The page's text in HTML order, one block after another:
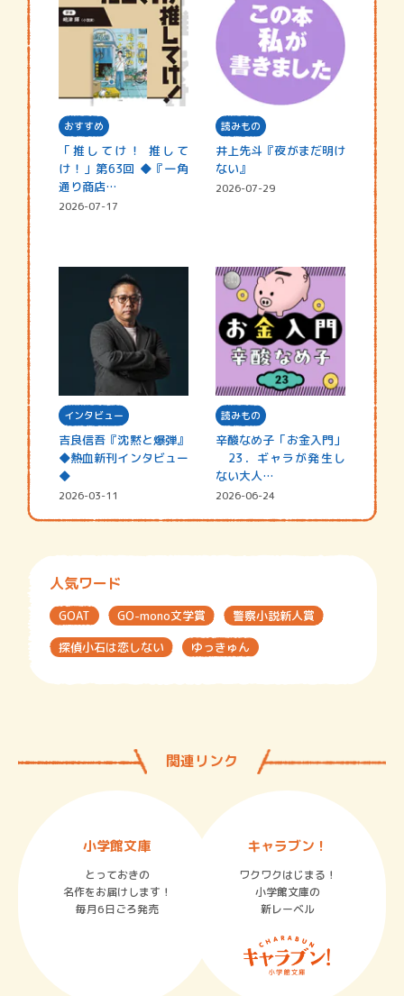
おすすめ
「推してけ！ 推して
け！」第63回 ◆『一角
通り商店…
2026-07-17
読みもの
井上先斗『夜がまだ明け
ない』
2026-07-29
インタビュー
吉良信吾『沈黙と爆弾』
◆熱血新刊インタビュー
◆
2026-03-11
読みもの
辛酸なめ子「お金入門」
23．ギャラが発生し
ない大人…
2026-06-24
人気ワード
GOAT GO-mono文学賞
警察小説新人賞
探偵小石は恋しない
ゆっきゅん
関連リンク
小学館文庫
とっておきの
名作をお届けします！
毎月6日ごろ発売
キャラブン！
ワクワクはじまる！
小学館文庫の
新レーベル